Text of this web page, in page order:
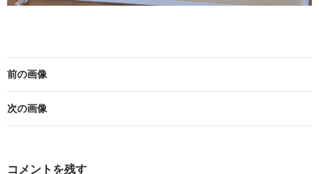
前の画像
次の画像
コメントを残す